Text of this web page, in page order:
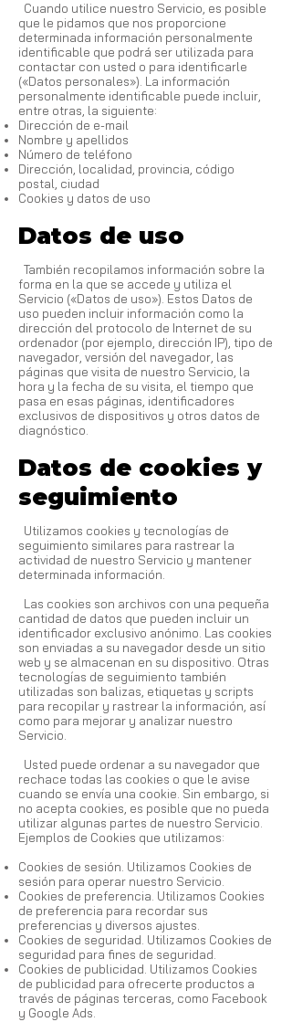
Cuando utilice nuestro Servicio, es posible
que le pidamos que nos proporcione
determinada información personalmente
identificable que podrá ser utilizada para
contactar con usted o para identificarle
(«Datos personales»). La información
personalmente identificable puede incluir,
entre otras, la siguiente:
Dirección de e-mail
Nombre y apellidos
Número de teléfono
Dirección, localidad, provincia, código
postal, ciudad
Cookies y datos de uso
Datos de uso
También recopilamos información sobre la
forma en la que se accede y utiliza el
Servicio («Datos de uso»). Estos Datos de
uso pueden incluir información como la
dirección del protocolo de Internet de su
ordenador (por ejemplo, dirección IP), tipo de
navegador, versión del navegador, las
páginas que visita de nuestro Servicio, la
hora y la fecha de su visita, el tiempo que
pasa en esas páginas, identificadores
exclusivos de dispositivos y otros datos de
diagnóstico.
Datos de cookies y
seguimiento
Utilizamos cookies y tecnologías de
seguimiento similares para rastrear la
actividad de nuestro Servicio y mantener
determinada información.
Las cookies son archivos con una pequeña
cantidad de datos que pueden incluir un
identificador exclusivo anónimo. Las cookies
son enviadas a su navegador desde un sitio
web y se almacenan en su dispositivo. Otras
tecnologías de seguimiento también
utilizadas son balizas, etiquetas y scripts
para recopilar y rastrear la información, así
como para mejorar y analizar nuestro
Servicio.
Usted puede ordenar a su navegador que
rechace todas las cookies o que le avise
cuando se envía una cookie. Sin embargo, si
no acepta cookies, es posible que no pueda
utilizar algunas partes de nuestro Servicio.
Ejemplos de Cookies que utilizamos:
Cookies de sesión. Utilizamos Cookies de
sesión para operar nuestro Servicio.
Cookies de preferencia. Utilizamos Cookies
de preferencia para recordar sus
preferencias y diversos ajustes.
Cookies de seguridad. Utilizamos Cookies de
seguridad para fines de seguridad.
Cookies de publicidad. Utilizamos Cookies
de publicidad para ofrecerte productos a
través de páginas terceras, como Facebook
y Google Ads.